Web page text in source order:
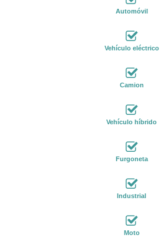
Automóvil
Vehículo eléctrico
Camion
Vehículo híbrido
Furgoneta
Industrial
Moto